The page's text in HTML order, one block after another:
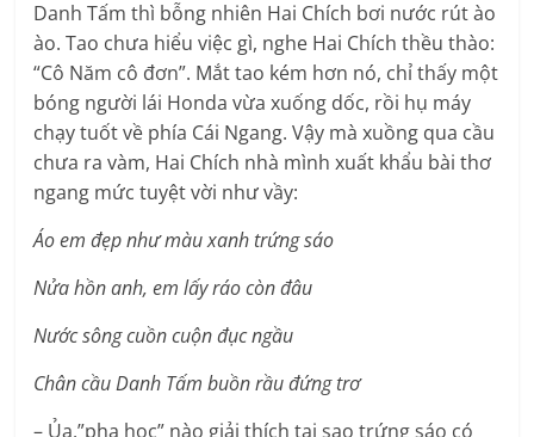
Danh Tấm thì bỗng nhiên Hai Chích bơi nước rút ào
ào. Tao chưa hiểu việc gì, nghe Hai Chích thều thào:
“Cô Năm cô đơn”. Mắt tao kém hơn nó, chỉ thấy một
bóng người lái Honda vừa xuống dốc, rồi hụ máy
chạy tuốt về phía Cái Ngang. Vậy mà xuồng qua cầu
chưa ra vàm, Hai Chích nhà mình xuất khẩu bài thơ
ngang mức tuyệt vời như vầy:
Áo em đẹp như màu xanh trứng sáo
Nửa hồn anh, em lấy ráo còn đâu
Nước sông cuồn cuộn đục ngầu
Chân cầu Danh Tấm buồn rầu đứng trơ
– Ủa,”pha học” nào giải thích tại sao trứng sáo có